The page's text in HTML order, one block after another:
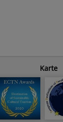
Karte